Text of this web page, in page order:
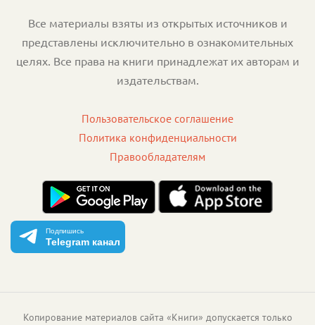
Все материалы взяты из открытых источников и
представлены исключительно в ознакомительных
целях. Все права на книги принадлежат их авторам и
издательствам.
Пользовательское соглашение
Политика конфиденциальности
Правообладателям
Подпишись
Telegram канал
Копирование материалов сайта «Книги» допускается только